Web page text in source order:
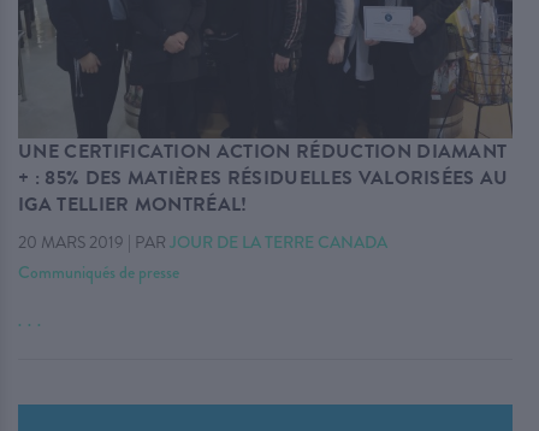
UNE CERTIFICATION ACTION RÉDUCTION DIAMANT
+ : 85% DES MATIÈRES RÉSIDUELLES VALORISÉES AU
IGA TELLIER MONTRÉAL!
20 MARS 2019 | PAR JOUR DE LA TERRE CANADA
Communiqués de presse
. . .